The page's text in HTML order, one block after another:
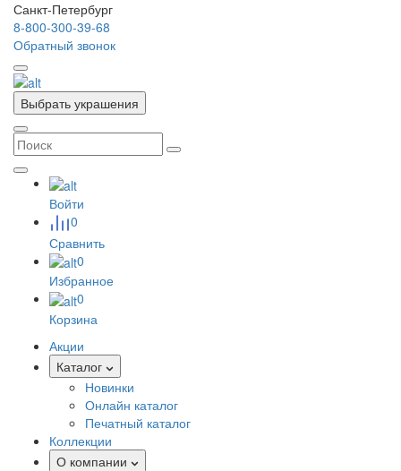
Санкт-Петербург
8-800-300-39-68
Обратный звонок
Выбрать украшения
Войти
0
Сравнить
0
Избранное
0
Корзина
Акции
Каталог
Новинки
Онлайн каталог
Печатный каталог
Коллекции
О компании